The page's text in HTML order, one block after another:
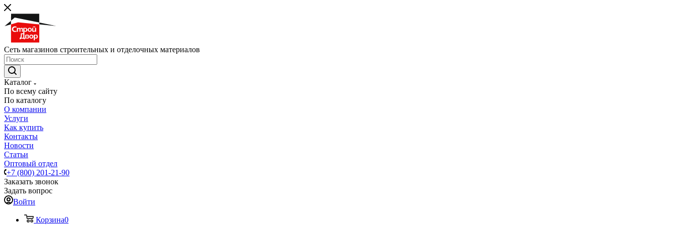
Сеть магазинов строительных и отделочных материалов
Каталог
По всему сайту
По каталогу
О компании
Услуги
Как купить
Контакты
Новости
Статьи
Оптовый отдел
+7 (800) 201-21-90
Заказать звонок
Задать вопрос
Войти
Корзина0